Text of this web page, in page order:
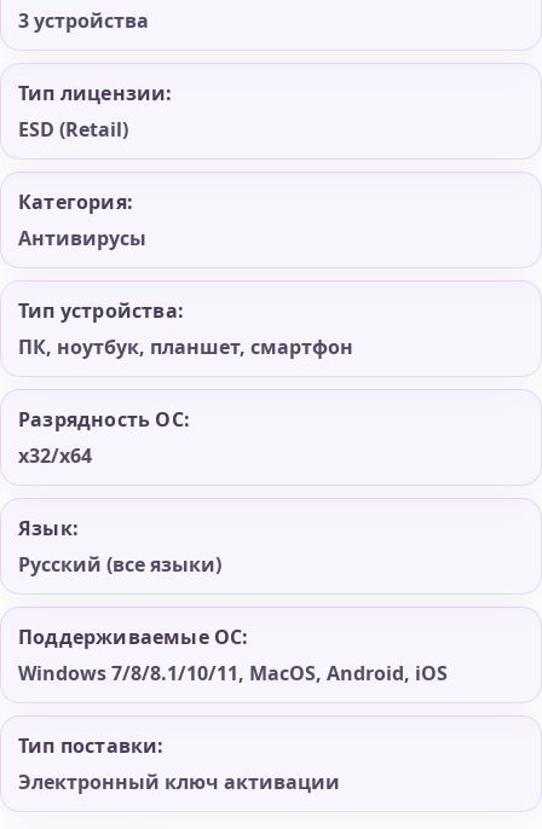
3 устройства
Тип лицензии:
ESD (Retail)
Категория:
Антивирусы
Тип устройства:
ПК, ноутбук, планшет, смартфон
Разрядность ОС:
x32/x64
Язык:
Русский (все языки)
Поддерживаемые ОС:
Windows 7/8/8.1/10/11, MacOS, Android, iOS
Тип поставки:
Электронный ключ активации